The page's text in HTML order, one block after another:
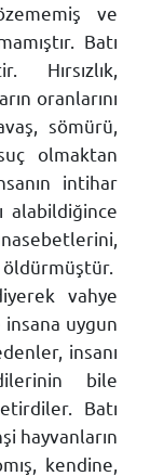
ve
Batı
Hırsızlık,
oranlarını
sömürü,
olmaktan
intihar
alabildiğince
öldürmüştür.
vahye
insana uygun
insanı
bile
Batı
hayvanların
kendine,